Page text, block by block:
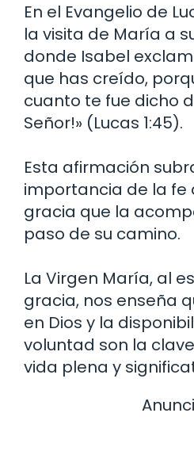
En el Evangelio de
la visita de María a
donde Isabel
que has creído,
cuanto te fue dicho
Señor!» (Lucas 1:45).
Esta afirmación
importancia de la fe
gracia que la
paso de su camino.
La Virgen María, al
gracia, nos enseña
en Dios y la
voluntad son la
vida plena y